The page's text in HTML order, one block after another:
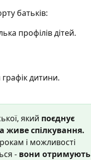
батьків:
профілів дітей.
дитини.
який поєднує
живе спілкування.
і можливості
- вони отримують